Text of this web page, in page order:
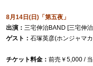
8月14日(日)「第五夜」
出演： 三宅伸治BAND [三宅伸
ゲスト： 石塚英彦(ホンジャマ
チケット料金： 前売￥5,000 /